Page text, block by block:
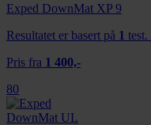
Exped DownMat XP 9
Resultatet er basert på 1 test.
Pris fra 1 400,-
80